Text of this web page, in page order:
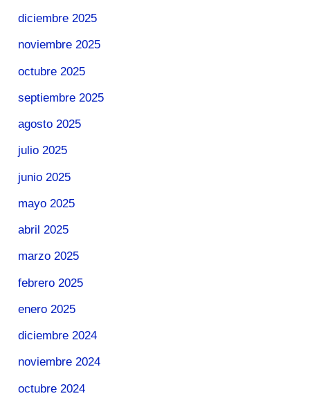
diciembre 2025
noviembre 2025
octubre 2025
septiembre 2025
agosto 2025
julio 2025
junio 2025
mayo 2025
abril 2025
marzo 2025
febrero 2025
enero 2025
diciembre 2024
noviembre 2024
octubre 2024